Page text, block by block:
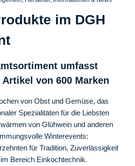
im DGH
umfasst
Artikel von 600 Marken
von Obst und Gemüse, das
Spezialitäten für die Liebsten
von Glühwein und anderen
Winterevents:
für Tradition, Zuverlässigkeit
Bereich Einkochtechnik.